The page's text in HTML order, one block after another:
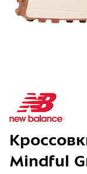
Mindful